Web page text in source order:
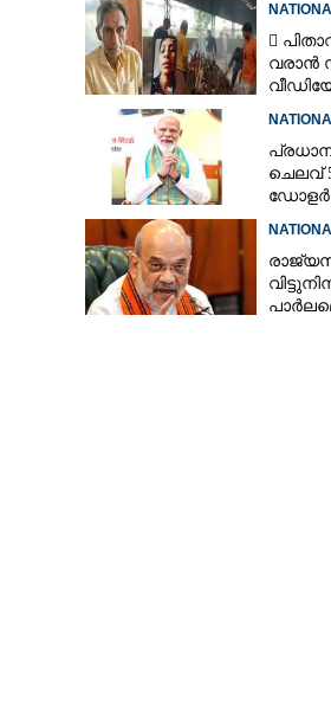

വരാൻ
ചെലവ്
ഡോളർ